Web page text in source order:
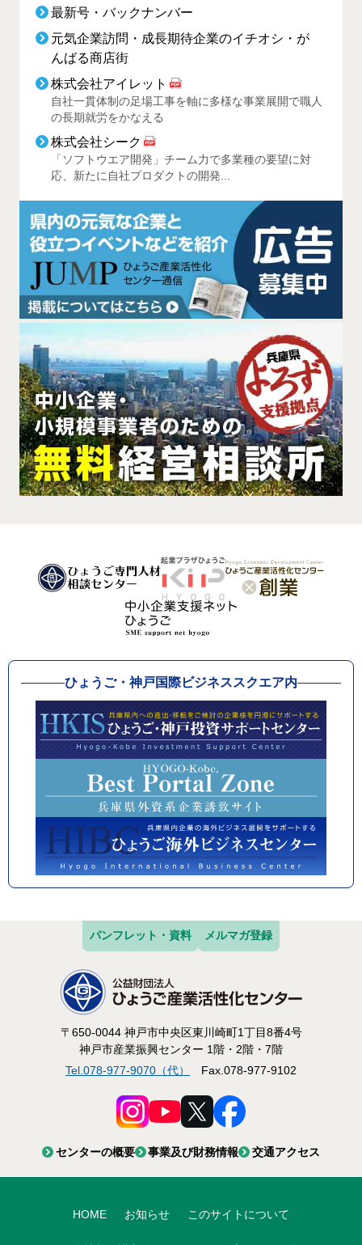
最新号・バックナンバー
元気企業訪問・成長期待企業のイチオシ・が
んばる商店街
株式会社アイレット
自社一貫体制の足場工事を軸に多様な事業展開で職人
の長期就労をかなえる
株式会社シーク
「ソフトウエア開発」チーム力で多業種の要望に対
応、新たに自社プロダクトの開発...
ひょうご・神戸国際ビジネススクエア内
パンフレット・資料 メルマガ登録
〒650-0044 神戸市中央区東川崎町1丁目8番4号
神戸市産業振興センター 1階・2階・7階
Tel.078-977-9070（代）
Fax.078-977-9102
センターの概要 事業及び財務情報 交通アクセス
HOME お知らせ このサイトについて